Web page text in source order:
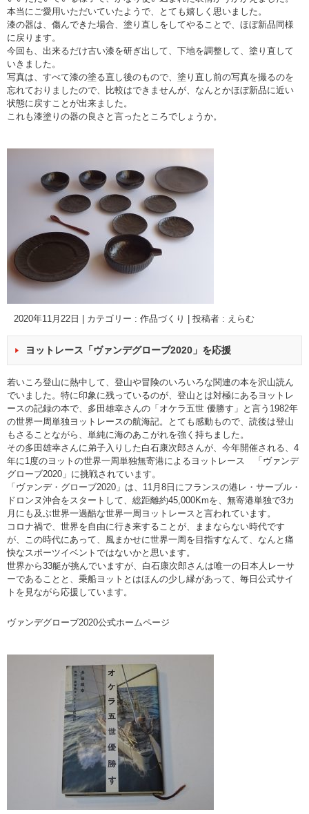
本当にご愛用いただいていたようで、とても嬉しく思いました。
漆の器は、傷んできた場合、塗り直しをしてやることで、ほぼ新品同様
に戻ります。
今回も、出来るだけ古い漆を研ぎ出して、下地を調整して、塗り直して
いきました。
写真は、すべて漆の塗る直し後のもので、塗り直し前の写真を撮るのを
忘れておりましたので、比較はできませんが、なんとかほぼ新品に近い
状態に戻すことが出来ました。
これも漆塗りの器の良さと言ったところでしょうか。
2020年11月22日 カテゴリー : 作品づくり 投稿者 : えらむ
ヨットレース「ヴァンデグローブ2020」を応援
若いころ登山に熱中して、登山や冒険のいろいろな関連の本を沢山読ん
でいました。特に印象に残っているのが、登山とは対極にあるヨットレ
ースの記録の本で、多田雄幸さんの「オケラ五世 優勝す」と言う1982年
の世界一周単独ヨットレースの航海記。とても感動もので、読後は登山
もさることながら、単純に海のあこがれを強く持ちました。
その多田雄幸さんに弟子入りした白石康次郎さんが、今年開催される、4
年に1度のヨットの世界一周単独無寄港によるヨットレース 「ヴァンデ
グローブ2020」に挑戦されています。
「ヴァンデ・グローブ2020」は、11月8日にフランスの港レ・サーブル・
ドロンヌ沖合をスタートして、総距離約45,000Kmを、無寄港単独で3カ
月にも及ぶ世界一過酷な世界一周ヨットレースと言われています。
コロナ禍で、世界を自由に行き来することが、ままならない時代です
が、この時代にあって、風まかせに世界一周を目指すなんて、なんと痛
快なスポーツイベントではないかと思います。
世界から33艇が挑んでいますが、白石康次郎さんは唯一の日本人レーサ
ーであることと、乗船ヨットとはほんの少し縁があって、毎日公式サイ
トを見ながら応援しています。
ヴァンデグローブ2020公式ホームページ